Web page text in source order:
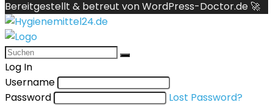
Bereitgestellt & betreut vonWordPress-Doctor.de 🚀
Log In
Username
Password
Lost Password?